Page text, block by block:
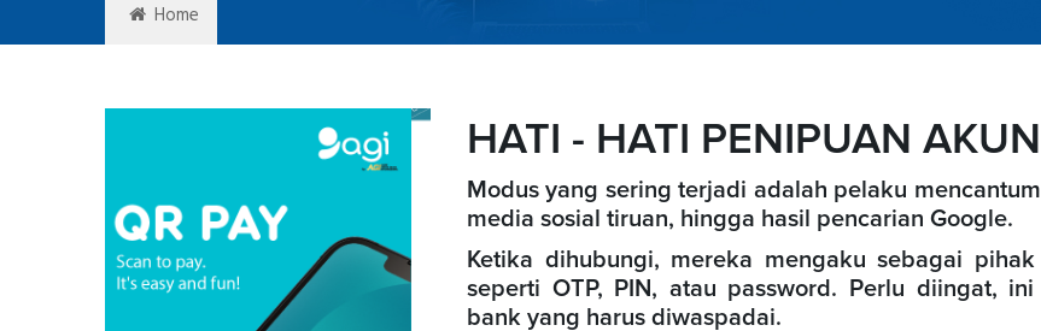
Home
HATI - HATI PENIPUAN
Modus yang sering terjadi adalah pelaku
media sosial tiruan, hingga hasil pencarian Google.
Ketika dihubungi, mereka mengaku sebagai
seperti OTP, PIN, atau password. Perlu diingat, ini
bank yang harus diwaspadai.